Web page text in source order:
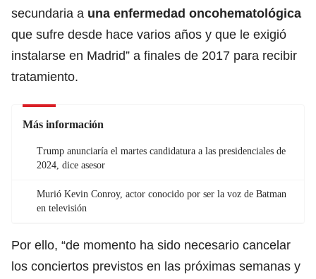
secundaria a una enfermedad oncohematológica
que sufre desde hace varios años y que le exigió
instalarse en Madrid” a finales de 2017 para recibir
tratamiento.
Más información
Trump anunciaría el martes candidatura a las presidenciales de
2024, dice asesor
Murió Kevin Conroy, actor conocido por ser la voz de Batman
en televisión
Por ello, “de momento ha sido necesario cancelar
los conciertos previstos en las próximas semanas y